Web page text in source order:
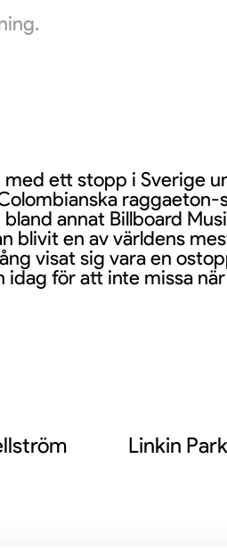
med ett stopp i Sverige
annat Billboard
blivit en av världens
visat sig vara en
för att inte missa när
Linkin Park